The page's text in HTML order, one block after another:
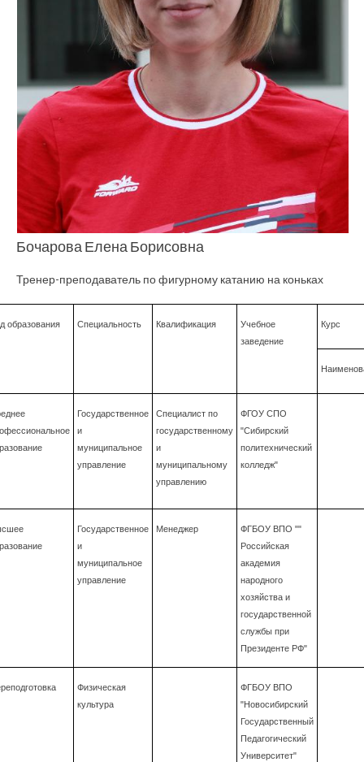
Бочарова Елена Борисовна
Тренер-преподаватель по фигурному катанию на коньках
образования Специальность Квалификация
Учебное
заведение
Курс
Государственное
и
муниципальное
управление
Специалист по
государственному
и
муниципальному
управлению
ФГОУ СПО
"Сибирский
политехнический
колледж"
Государственное
и
муниципальное
управление
Менеджер
ФГБОУ ВПО ""
Российская
академия
народного
хозяйства и
государственной
службы при
Президенте РФ"
Физическая
культура
ФГБОУ ВПО
"Новосибирский
Государственный
Педагогический
Университет"